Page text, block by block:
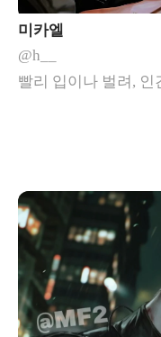
미카엘
@h__
빨리 입이나 벌려, 인